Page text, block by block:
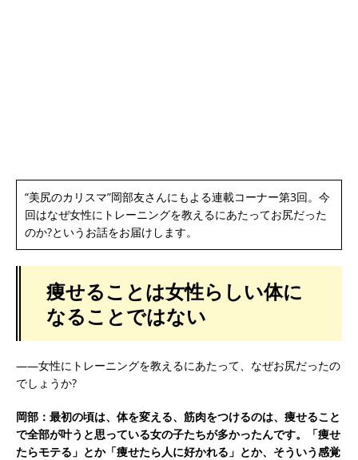
“美尻のカリスマ”岡部友さんにもよる連載コーナー第3回。今
回はなぜ女性にトレーニングを教えるにあたってお尻だった
のか?というお話をお届けします。
痩せることは女性らしい体に
なることではない
――女性にトレーニングを教えるにあたって、なぜお尻だったの
でしょうか?
岡部：最初の頃は、体を変える、筋肉をつけるのは、痩せること
で全部が叶うと思っている女の子たちが多かったんです。「痩せ
たらモテる」とか「痩せたら人に好かれる」とか、そういう感覚